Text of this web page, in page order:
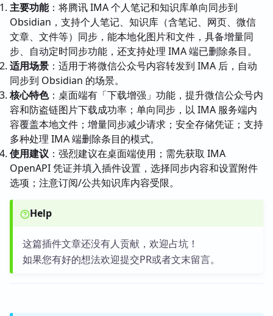
主要功能：将腾讯 IMA 个人笔记和知识库单向同步到
Obsidian，支持个人笔记、知识库（含笔记、网页、微信
文章、文件等）同步，能本地化图片和文件，具备增量同
步、自动定时同步功能，还支持处理 IMA 端已删除条目。
适用场景 ：适用于将微信公众号内容转发到 IMA 后，自动
同步到 Obsidian 的场景。
核心特色：桌面端有「下载增强」功能，提升微信公众号内
容和防盗链图片下载成功率；单向同步，以 IMA 服务端内
容覆盖本地文件；增量同步减少请求；安全存储凭证；支持
多种处理 IMA 端删除条目的模式。
使用建议 ：强烈建议在桌面端使用；需先获取 IMA
OpenAPI 凭证并填入插件设置，选择同步内容和设置附件
选项；注意订阅/公共知识库内容受限。
Help
这篇插件文章还没有人贡献，欢迎占坑！
如果您有好的想法欢迎提交PR或者文末留言。